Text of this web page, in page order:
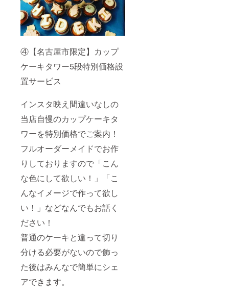
④【名古屋市限定】カップ
ケーキタワー5段特別価格設
置サービス
インスタ映え間違いなしの
当店自慢のカップケーキタ
ワーを特別価格でご案内！
フルオーダーメイドでお作
りしておりますので「こん
な色にして欲しい！」「こ
んなイメージで作って欲し
い！」などなんでもお話く
ださい！
普通のケーキと違って切り
分ける必要がないので飾っ
た後はみんなで簡単にシェ
アできます。